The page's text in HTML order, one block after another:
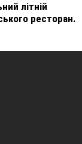
літній
ресторан.